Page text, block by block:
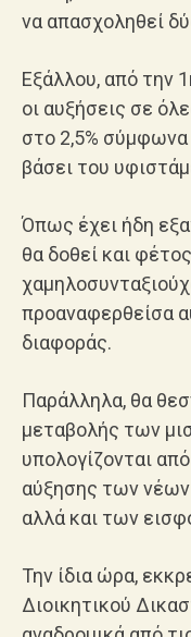
να απασχοληθεί
Εξάλλου, από την
οι αυξήσεις σε
στο 2,5%
βάσει του
Όπως έχει ήδη
θα δοθεί και
προαναφερθείσα
διαφοράς.
Παράλληλα, θα
μεταβολής των
υπολογίζονται
αύξησης των
αλλά και των
Την ίδια ώρα,
Διοικητικού